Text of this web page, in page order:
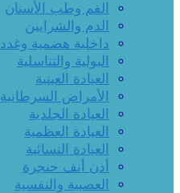
الفم وطب الأسنان
الدم والشرايين
داخلية هضمية وغدد
البولية والتناسلية
العيادة العينية
الأمراض السرطانية
العيادة الجلدية
العيادة العظمية
العيادة النسائية
أذن أنف حنجرة
العصبية والنفسية